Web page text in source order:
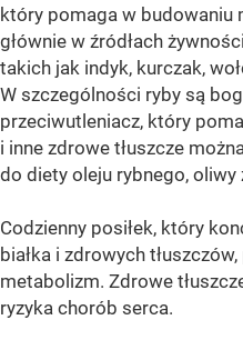
który pomaga w budowaniu
głównie w źródłach
takich jak indyk, kurczak,
W szczególności ryby są
przeciwutleniacz, który
i inne zdrowe tłuszcze
do diety oleju rybnego,
Codzienny posiłek, który
białka i zdrowych
metabolizm. Zdrowe
ryzyka chorób serca.